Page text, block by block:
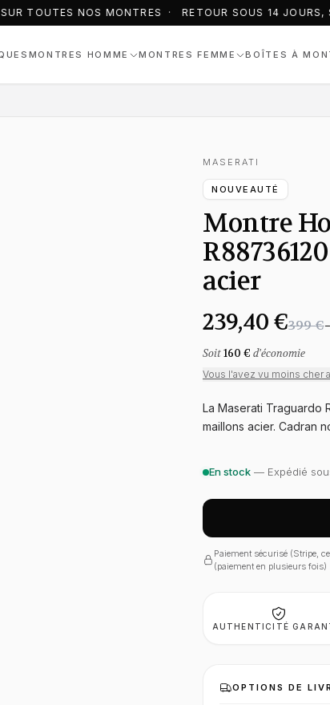
TOUTES NOS MONTRES · RETOUR SOUS 14 JOURS,
MONTRES HOMME MONTRES FEMME BOÎTES À
MASERATI
NOUVEAUTÉ
Montre
acier
239,40 €399 €
Soit160 € d'économie
Vous l'avez vu moins cher
La Maserati Traguardo
maillons acier. Cadran
En stock — Expédié
Paiement sécurisé (Stripe,
(paiement en plusieurs fois)
AUTHENTICITÉ
OPTIONS DE